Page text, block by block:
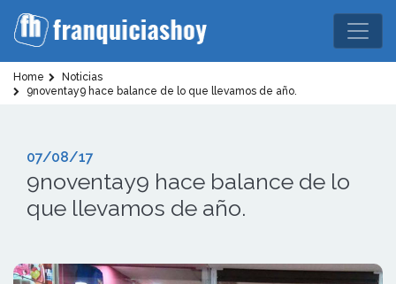
Home
Noticias
9noventay9 hace balance de lo que llevamos de año.
07/08/17
9noventay9 hace balance de lo
que llevamos de año.